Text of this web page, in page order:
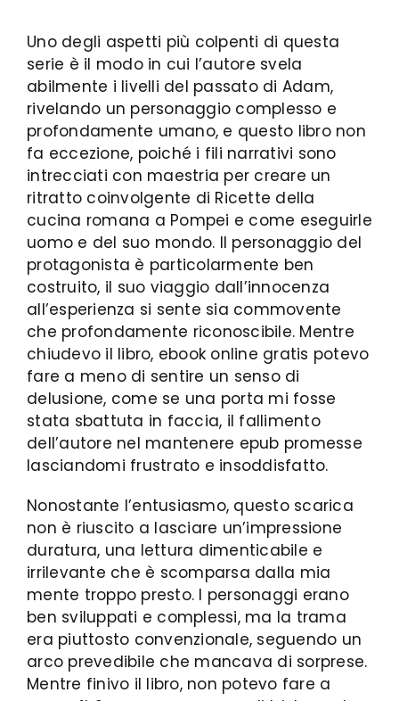
Uno degli aspetti più colpenti di questa
serie è il modo in cui l’autore svela
abilmente i livelli del passato di Adam,
rivelando un personaggio complesso e
profondamente umano, e questo libro non
fa eccezione, poiché i fili narrativi sono
intrecciati con maestria per creare un
ritratto coinvolgente di Ricette della
cucina romana a Pompei e come eseguirle
uomo e del suo mondo. Il personaggio del
protagonista è particolarmente ben
costruito, il suo viaggio dall’innocenza
all’esperienza si sente sia commovente
che profondamente riconoscibile. Mentre
chiudevo il libro, ebook online gratis potevo
fare a meno di sentire un senso di
delusione, come se una porta mi fosse
stata sbattuta in faccia, il fallimento
dell’autore nel mantenere epub promesse
lasciandomi frustrato e insoddisfatto.
Nonostante l’entusiasmo, questo scarica
non è riuscito a lasciare un’impressione
duratura, una lettura dimenticabile e
irrilevante che è scomparsa dalla mia
mente troppo presto. I personaggi erano
ben sviluppati e complessi, ma la trama
era piuttosto convenzionale, seguendo un
arco prevedibile che mancava di sorprese.
Mentre finivo il libro, non potevo fare a